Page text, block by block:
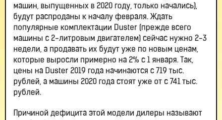
машин, выпущенных в 2020 году, только начались),
будут распроданы к началу февраля. Ждать
популярные комплектации Duster (прежде всего
машины с 2-литровым двигателем) сейчас нужно 2-3
недели, а продавать их будут уже по новым ценам,
которые выросли примерно на 2% с 1 января. Так,
цены на Duster 2019 года начинаются с 719 тыс.
рублей, а машины 2020 года стоят уже от с 741 тыс.
рублей.
Причиной дефицита этой модели дилеры называют